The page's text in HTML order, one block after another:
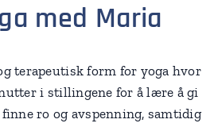
med Maria
terapeutisk form for yoga hvor
i stillingene for å lære å gi
ro og avspenning, samtidig